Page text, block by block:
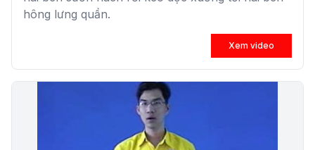
hông lưng quần.
Xem video